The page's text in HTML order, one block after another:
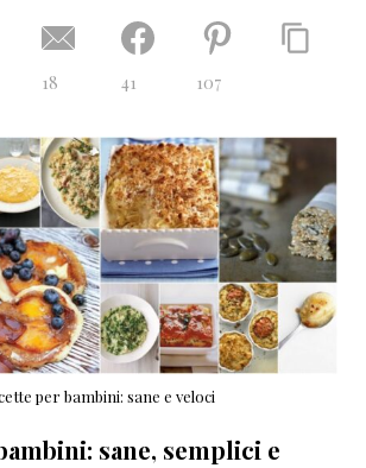
18 41 107
per bambini: sane e veloci
sane, semplici e